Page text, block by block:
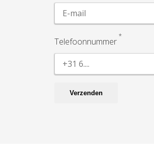
Telefoonnummer *
Verzenden